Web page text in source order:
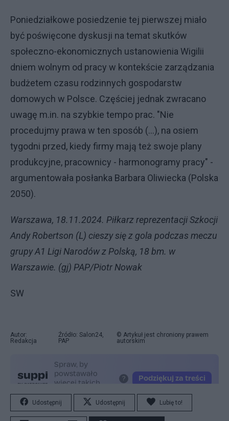
Poniedziałkowe posiedzenie tej pierwszej miało
być poświęcone dyskusji na temat skutków
społeczno-ekonomicznych ustanowienia Wigilii
dniem wolnym od pracy w kontekście zarządzania
budżetem czasu rodzinnych gospodarstw
domowych w Polsce. Częściej jednak zwracano
uwagę m.in. na szybkie tempo prac. "Nie
procedujmy prawa w ten sposób (...), na osiem
tygodni przed, kiedy firmy mają też swoje plany
produkcyjne, pracownicy - harmonogramy pracy" -
argumentowała posłanka Barbara Oliwiecka (Polska
2050).
Warszawa, 18.11.2024. Piłkarz reprezentacji Szkocji
Andy Robertson (L) cieszy się z gola podczas meczu
grupy A1 Ligi Narodów z Polską, 18 bm. w
Warszawie. (gj) PAP/Piotr Nowak
SW
Autor:
Redakcja
Źródło: Salon24,
PAP
© Artykuł jest chroniony prawem
autorskim
Udostępnij Udostępnij Lubię to!